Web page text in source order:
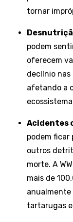
tornar
podem
oferecem
declínio nas
afetando a
Acidentes
podem ficar
outros
morte. A
mais de
tartarugas